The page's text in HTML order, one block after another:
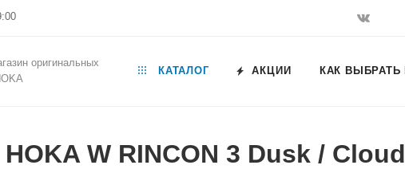
оригинальных
КАТАЛОГ АКЦИИ КАК ВЫБРАТЬ
W RINCON 3 Dusk /